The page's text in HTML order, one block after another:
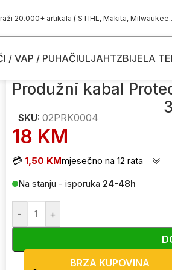
/ VAP / PUHAČIULJAHTZBIJELA
3 utičnice
Produžni kabal
SKU: 02PRK0004
18 KM
💳 1,50 KMmjesečno na 12 rata
Na stanju - isporuka 24-48h
- +
BRZA KUPOVINA